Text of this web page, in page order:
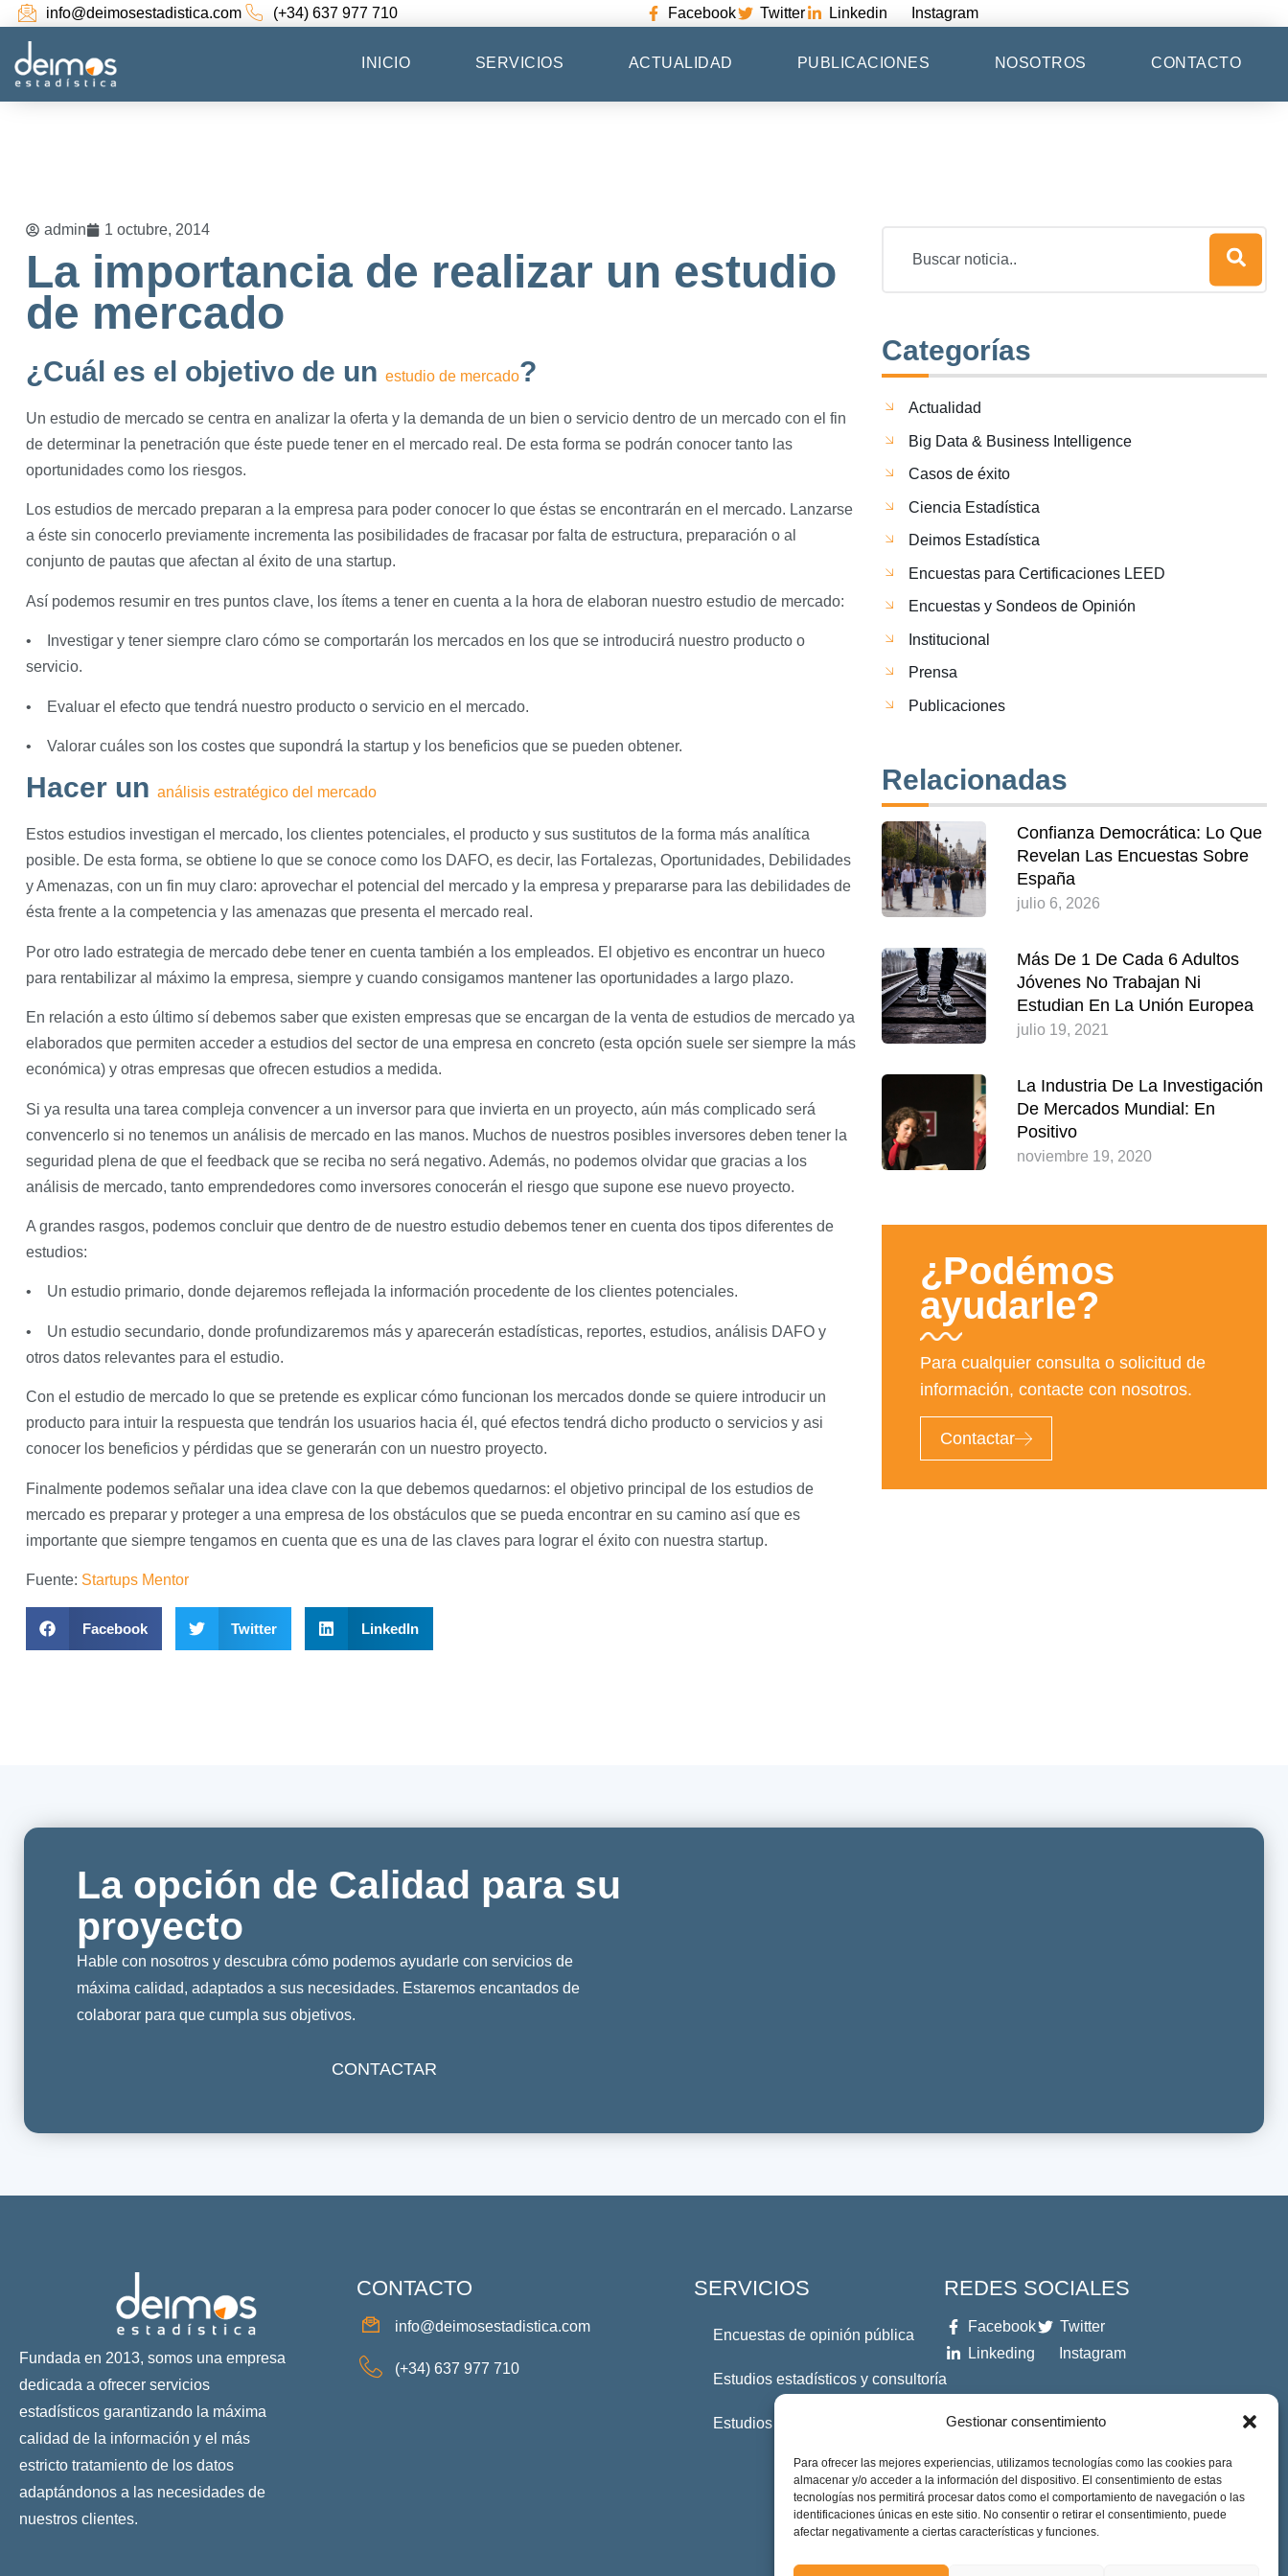
Gestionar consentimiento
Para ofrecer las mejores experiencias, utilizamos tecnologías como las cookies para
almacenar y/o acceder a la información del dispositivo. El consentimiento de estas
tecnologías nos permitirá procesar datos como el comportamiento de navegación o las
identificaciones únicas en este sitio. No consentir o retirar el consentimiento, puede
afectar negativamente a ciertas características y funciones.
info@deimosestadistica.com (+34) 637 977 710 Facebook Twitter Linkedin Instagram
INICIO SERVICIOS ACTUALIDAD PUBLICACIONES NOSOTROS CONTACTO
admin 1 octubre, 2014
La importancia de realizar un estudio
de mercado
¿Cuál es el objetivo de un estudio de mercado?
Un estudio de mercado se centra en analizar la oferta y la demanda de un bien o servicio dentro de un mercado con el fin
de determinar la penetración que éste puede tener en el mercado real. De esta forma se podrán conocer tanto las
oportunidades como los riesgos.
Los estudios de mercado preparan a la empresa para poder conocer lo que éstas se encontrarán en el mercado. Lanzarse
a éste sin conocerlo previamente incrementa las posibilidades de fracasar por falta de estructura, preparación o al
conjunto de pautas que afectan al éxito de una startup.
Así podemos resumir en tres puntos clave, los ítems a tener en cuenta a la hora de elaboran nuestro estudio de mercado:
• Investigar y tener siempre claro cómo se comportarán los mercados en los que se introducirá nuestro producto o
servicio.
• Evaluar el efecto que tendrá nuestro producto o servicio en el mercado.
• Valorar cuáles son los costes que supondrá la startup y los beneficios que se pueden obtener.
Hacer un análisis estratégico del mercado
Estos estudios investigan el mercado, los clientes potenciales, el producto y sus sustitutos de la forma más analítica
posible. De esta forma, se obtiene lo que se conoce como los DAFO, es decir, las Fortalezas, Oportunidades, Debilidades
y Amenazas, con un fin muy claro: aprovechar el potencial del mercado y la empresa y prepararse para las debilidades de
ésta frente a la competencia y las amenazas que presenta el mercado real.
Por otro lado estrategia de mercado debe tener en cuenta también a los empleados. El objetivo es encontrar un hueco
para rentabilizar al máximo la empresa, siempre y cuando consigamos mantener las oportunidades a largo plazo.
En relación a esto último sí debemos saber que existen empresas que se encargan de la venta de estudios de mercado ya
elaborados que permiten acceder a estudios del sector de una empresa en concreto (esta opción suele ser siempre la más
económica) y otras empresas que ofrecen estudios a medida.
Si ya resulta una tarea compleja convencer a un inversor para que invierta en un proyecto, aún más complicado será
convencerlo si no tenemos un análisis de mercado en las manos. Muchos de nuestros posibles inversores deben tener la
seguridad plena de que el feedback que se reciba no será negativo. Además, no podemos olvidar que gracias a los
análisis de mercado, tanto emprendedores como inversores conocerán el riesgo que supone ese nuevo proyecto.
A grandes rasgos, podemos concluir que dentro de de nuestro estudio debemos tener en cuenta dos tipos diferentes de
estudios:
• Un estudio primario, donde dejaremos reflejada la información procedente de los clientes potenciales.
• Un estudio secundario, donde profundizaremos más y aparecerán estadísticas, reportes, estudios, análisis DAFO y
otros datos relevantes para el estudio.
Con el estudio de mercado lo que se pretende es explicar cómo funcionan los mercados donde se quiere introducir un
producto para intuir la respuesta que tendrán los usuarios hacia él, qué efectos tendrá dicho producto o servicios y asi
conocer los beneficios y pérdidas que se generarán con un nuestro proyecto.
Finalmente podemos señalar una idea clave con la que debemos quedarnos: el objetivo principal de los estudios de
mercado es preparar y proteger a una empresa de los obstáculos que se pueda encontrar en su camino así que es
importante que siempre tengamos en cuenta que es una de las claves para lograr el éxito con nuestra startup.
Fuente: Startups Mentor
Facebook Twitter LinkedIn
Categorías
Actualidad
Big Data & Business Intelligence
Casos de éxito
Ciencia Estadística
Deimos Estadística
Encuestas para Certificaciones LEED
Encuestas y Sondeos de Opinión
Institucional
Prensa
Publicaciones
Relacionadas
Confianza Democrática: Lo Que
Revelan Las Encuestas Sobre
España
julio 6, 2026
Más De 1 De Cada 6 Adultos
Jóvenes No Trabajan Ni
Estudian En La Unión Europea
julio 19, 2021
La Industria De La Investigación
De Mercados Mundial: En
Positivo
noviembre 19, 2020
¿Podémos
ayudarle?
Para cualquier consulta o solicitud de
información, contacte con nosotros.
Contactar
La opción de Calidad para su
proyecto
Hable con nosotros y descubra cómo podemos ayudarle con servicios de
máxima calidad, adaptados a sus necesidades. Estaremos encantados de
colaborar para que cumpla sus objetivos.
CONTACTAR
Fundada en 2013, somos una empresa
dedicada a ofrecer servicios
estadísticos garantizando la máxima
calidad de la información y el más
estricto tratamiento de los datos
adaptándonos a las necesidades de
nuestros clientes.
CONTACTO
info@deimosestadistica.com
(+34) 637 977 710
SERVICIOS
Encuestas de opinión pública
Estudios estadísticos y consultoría
Estudios Profesionales
REDES SOCIALES
Facebook
Twitter
Linkeding
Instagram